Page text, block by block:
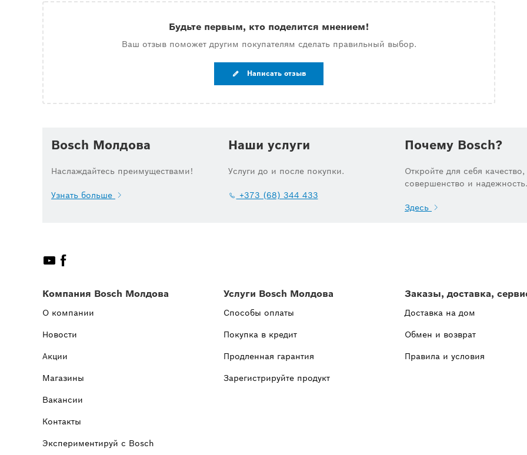
Будьте первым, кто поделится мнением!
Ваш отзыв поможет другим покупателям сделать правильный выбор.
Написать отзыв
Bosch Молдова
Наслаждайтесь преимуществами!
Узнать больше
Наши услуги
Услуги до и после покупки.
+373 (68) 344 433
Почему Bosch?
Откройте для себя качество,
совершенство и надежность.
Здесь
Компания Bosch Молдова
О компании
Новости
Акции
Магазины
Вакансии
Контакты
Экспериментируй с Bosch
Услуги Bosch Молдова
Способы оплаты
Покупка в кредит
Продленная гарантия
Зарегистрируйте продукт
Заказы, доставка,
Доставка на дом
Обмен и возврат
Правила и условия